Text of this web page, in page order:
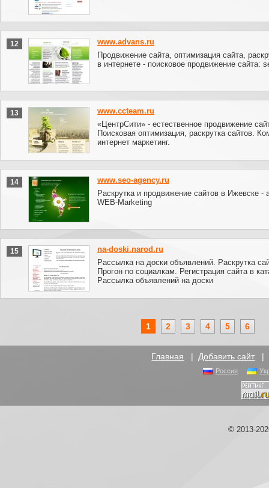
12
www.advans.ru
Продвижение сайта, оптимизация сайта,
в интернете - поисковое продвижение сайта:
13
www.ccteam.ru
«ЦентрСити» - естественное продвижение
Поисковая оптимизация, раскрутка сайтов.
интернет маркетинг.
14
www.seo-agency.ru
Раскрутка и продвижение сайтов в Ижевске -
WEB-Marketing
15
na-doski.narod.ru
Рассылка на доски объявлений. Раскрутка
Прогон по социалкам. Регистрация сайта в
Рассылка объявлений на доски
1 2 3 4 5 6
Главная | Добавить сайт |
Россия
© 2013-